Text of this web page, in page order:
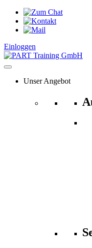
Zum
Inhalt
springen
Einloggen
Unser Angebot